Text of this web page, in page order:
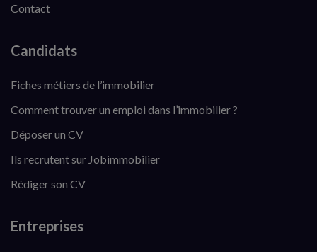
Contact
Candidats
Fiches métiers de l’immobilier
Comment trouver un emploi dans l’immobilier ?
Déposer un CV
Ils recrutent sur Jobimmobilier
Rédiger son CV
Entreprises